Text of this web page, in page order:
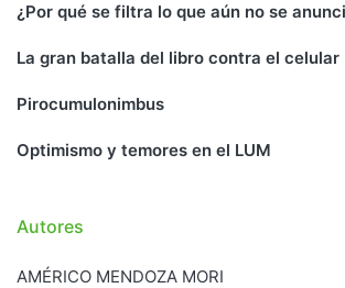
¿Por qué se filtra lo que aún no se
La gran batalla del libro contra el celular
Pirocumulonimbus
Optimismo y temores en el LUM
Autores
AMÉRICO MENDOZA MORI